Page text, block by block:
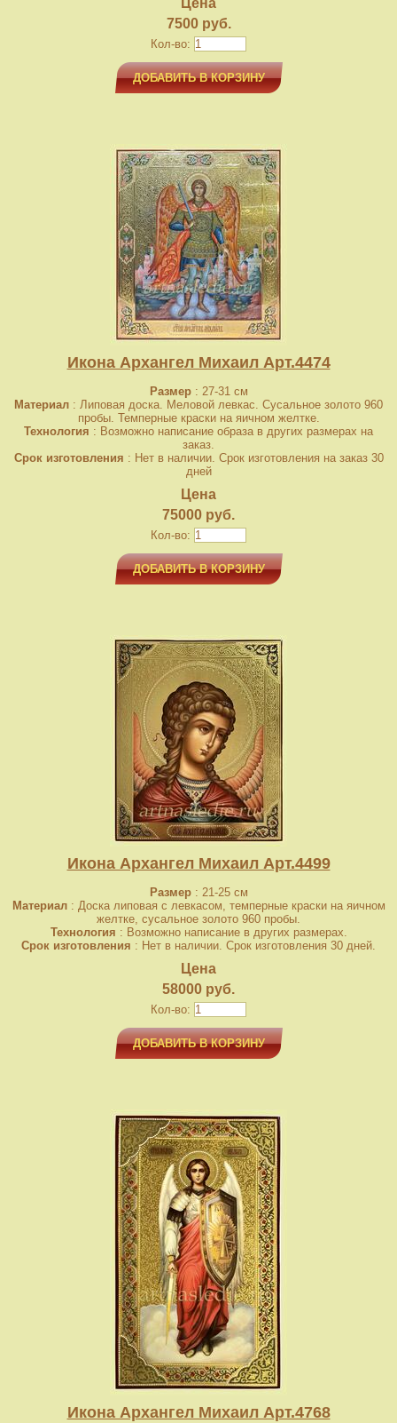
Цена
7500 руб.
Кол-во:
ДОБАВИТЬ В КОРЗИНУ
Икона Архангел Михаил Арт.4474
Размер: 27-31 см
Материал : Липовая доска. Меловой левкас. Сусальное золото 960
пробы. Темперные краски на яичном желтке.
Технология : Возможно написание образа в других размерах на
заказ.
Срок изготовления : Нет в наличии. Срок изготовления на заказ 30
дней
Цена
75000 руб.
Кол-во:
ДОБАВИТЬ В КОРЗИНУ
Икона Архангел Михаил Арт.4499
Размер: 21-25 см
Материал: Доска липовая с левкасом, темперные краски на яичном
желтке, сусальное золото 960 пробы.
Технология : Возможно написание в других размерах.
Срок изготовления : Нет в наличии. Срок изготовления 30 дней.
Цена
58000 руб.
Кол-во:
ДОБАВИТЬ В КОРЗИНУ
Икона Архангел Михаил Арт.4768